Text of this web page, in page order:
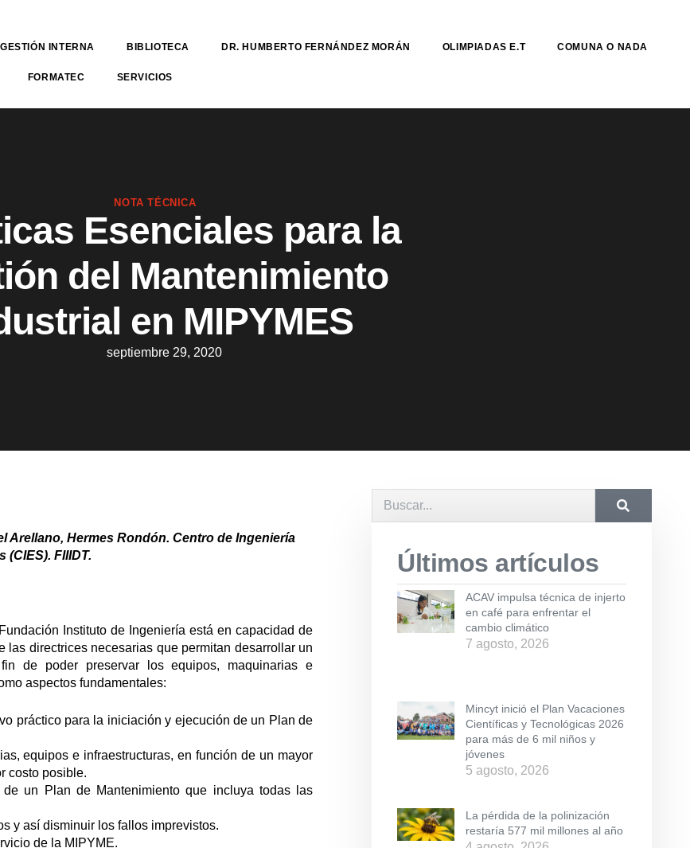
GESTIÓN INTERNA BIBLIOTECA DR. HUMBERTO FERNÁNDEZ MORÁN OLIMPIADAS E.T COMUNA O NADA
FORMATEC SERVICIOS
NOTA TÉCNICA
Esenciales para la
del Mantenimiento
en MIPYMES
septiembre 29, 2020
Arellano, Hermes Rondón. Centro de Ingeniería
(CIES). FIIIDT.
Instituto de Ingeniería está en capacidad de
directrices necesarias que permitan desarrollar un
de poder preservar los equipos, maquinarias e
aspectos fundamentales:
práctico para la iniciación y ejecución de un Plan de
equipos e infraestructuras, en función de un mayor
costo posible.
un Plan de Mantenimiento que incluya todas las
y así disminuir los fallos imprevistos.
de la MIPYME.
Últimos artículos
ACAV impulsa técnica de injerto
en café para enfrentar el
cambio climático
7 agosto, 2026
Mincyt inició el Plan Vacaciones
Científicas y Tecnológicas 2026
para más de 6 mil niños y
jóvenes
5 agosto, 2026
La pérdida de la polinización
restaría 577 mil millones al año